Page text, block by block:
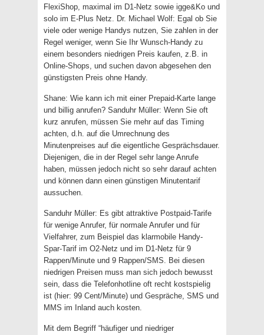
FlexiShop, maximal im D1-Netz sowie igge&Ko und
solo im E-Plus Netz. Dr. Michael Wolf: Egal ob Sie
viele oder wenige Handys nutzen, Sie zahlen in der
Regel weniger, wenn Sie Ihr Wunsch-Handy zu
einem besonders niedrigen Preis kaufen, z.B. in
Online-Shops, und suchen davon abgesehen den
günstigsten Preis ohne Handy.
Shane: Wie kann ich mit einer Prepaid-Karte lange
und billig anrufen? Sanduhr Müller: Wenn Sie oft
kurz anrufen, müssen Sie mehr auf das Timing
achten, d.h. auf die Umrechnung des
Minutenpreises auf die eigentliche Gesprächsdauer.
Diejenigen, die in der Regel sehr lange Anrufe
haben, müssen jedoch nicht so sehr darauf achten
und können dann einen günstigen Minutentarif
aussuchen.
Sanduhr Müller: Es gibt attraktive Postpaid-Tarife
für wenige Anrufer, für normale Anrufer und für
Vielfahrer, zum Beispiel das klarmobile Handy-
Spar-Tarif im O2-Netz und im D1-Netz für 9
Rappen/Minute und 9 Rappen/SMS. Bei diesen
niedrigen Preisen muss man sich jedoch bewusst
sein, dass die Telefonhotline oft recht kostspielig
ist (hier: 99 Cent/Minute) und Gespräche, SMS und
MMS im Inland auch kosten.
Mit dem Begriff “häufiger und niedriger